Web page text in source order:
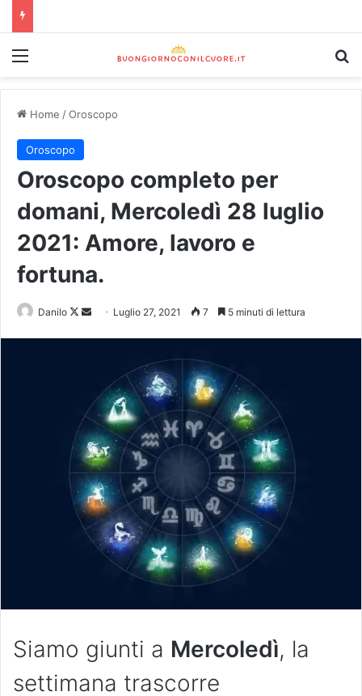
Home /Oroscopo
Oroscopo
Oroscopo completo per
domani, Mercoledì 28 luglio
2021: Amore, lavoro e
fortuna.
Danilo Luglio 27, 2021 7 5 minuti di lettura
Siamo giunti a Mercoledì, la
settimana trascorre